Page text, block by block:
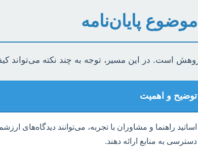
پایان‌نامه
است. در این مسیر، توجه به چند نکته
توضیح و اهمیت
اساتید راهنما و مشاوران با تجربه، می‌توانند
دسترسی به منابع ارائه دهند.